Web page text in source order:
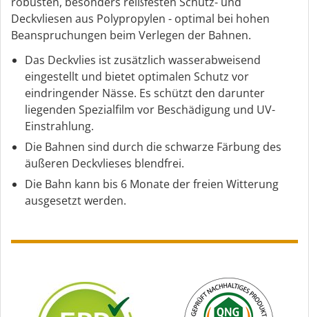
Deckvliesen aus Polypropylen - optimal bei hohen
Beanspruchungen beim Verlegen der Bahnen.
Das Deckvlies ist zusätzlich wasserabweisend
eingestellt und bietet optimalen Schutz vor
eindringender Nässe. Es schützt den darunter
liegenden Spezialfilm vor Beschädigung und UV-
Einstrahlung.
Die Bahnen sind durch die schwarze Färbung des
äußeren Deckvlieses blendfrei.
Die Bahn kann bis 6 Monate der freien Witterung
ausgesetzt werden.